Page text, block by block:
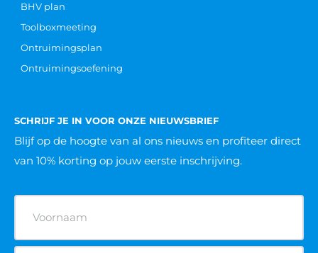
BHV plan
Toolboxmeeting
Ontruimingsplan
Ontruimingsoefening
SCHRIJF JE IN VOOR ONZE NIEUWSBRIEF
Blijf op de hoogte van al ons nieuws en profiteer direct
van 10% korting op jouw eerste inschrijving.
(Vereist)